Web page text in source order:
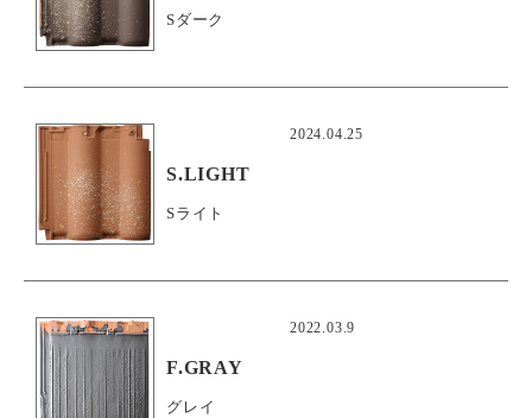
Sダーク
2024.04.25
S.LIGHT
Sライト
2022.03.9
F.GRAY
グレイ